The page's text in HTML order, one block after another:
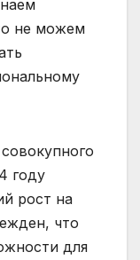
не можем
году
рост на
что
для